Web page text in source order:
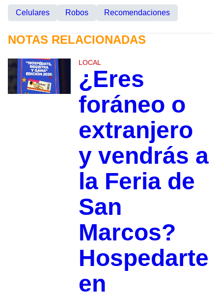
Celulares Robos Recomendaciones
NOTAS RELACIONADAS
LOCAL
¿Eres
foráneo o
extranjero
y vendrás a
la Feria de
San
Marcos?
Hospedarte
en